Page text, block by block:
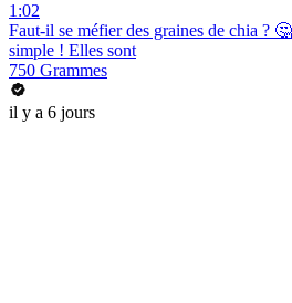
1:02
Faut-il se méfier des graines de chia ?
simple ! Elles sont
750 Grammes
il y a 6 jours